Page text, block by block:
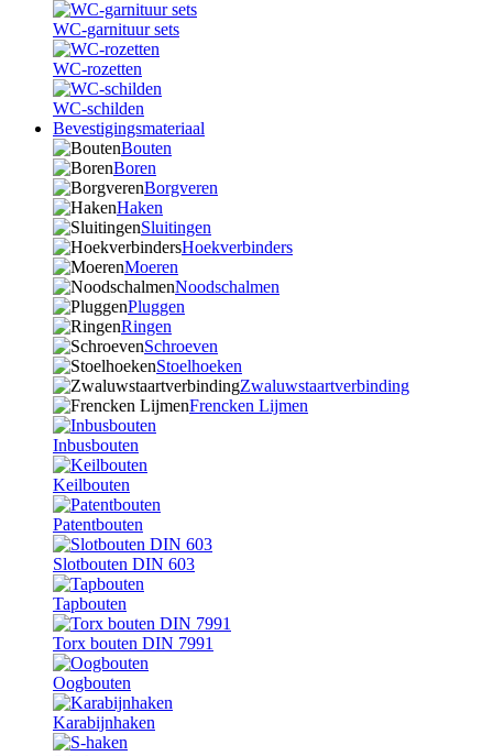
WC-garnituur sets
WC-rozetten
WC-schilden
Bevestigingsmateriaal
Bouten
Boren
Borgveren
Haken
Sluitingen
Hoekverbinders
Moeren
Noodschalmen
Pluggen
Ringen
Schroeven
Stoelhoeken
Zwaluwstaartverbinding
Frencken Lijmen
Inbusbouten
Keilbouten
Patentbouten
Slotbouten DIN 603
Tapbouten
Torx bouten DIN 7991
Oogbouten
Karabijnhaken